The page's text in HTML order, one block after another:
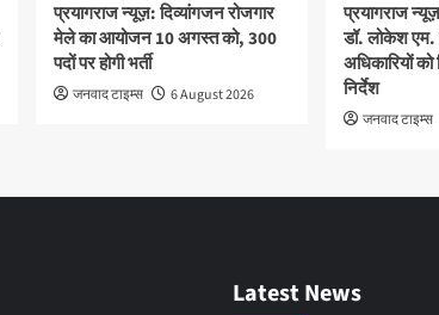
प्रयागराज न्यूज़: दिव्यांगजन रोजगार
मेले का आयोजन 10 अगस्त को, 300
पदों पर होगी भर्ती
जनवाद टाइम्स 6 August 2026
प्रयागराज
डॉ. लोकेश एम.
अधिकारियों
निर्देश
जनवाद टाइम्स
Latest News